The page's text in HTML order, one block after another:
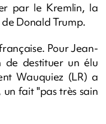
par le Kremlin, la
Donald Trump.
Pour Jean-
de destituer un élu
Wauquiez (LR) a
fait "pas très sain